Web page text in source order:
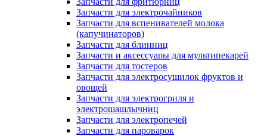
Запчасти для электрочайников
Запчасти для вспенивателей молока
(капучинаторов)
Запчасти для блинниц
Запчасти и аксессуары для мультипекарей
Запчасти для тостеров
Запчасти для электросушилок фруктов и
овощей
Запчасти для электрогриля и
электрошашлычниц
Запчасти для электропечей
Запчасти для пароварок